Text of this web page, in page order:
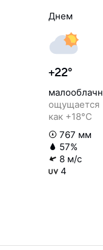
Днем
+22°
ощущается
как +18°C
767 мм
57%
8 м/с
4